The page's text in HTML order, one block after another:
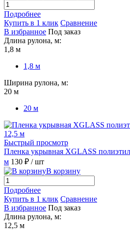
Подробнее
Купить в 1 клик Сравнение
В избранное Под заказ
Длина рулона, м:
1,8 м
1,8 м
Ширина рулона, м:
20 м
20 м
Быстрый просмотр
Пленка укрывная XGLASS
м 130 ₽ / шт
В корзину
Подробнее
Купить в 1 клик Сравнение
В избранное Под заказ
Длина рулона, м:
12,5 м